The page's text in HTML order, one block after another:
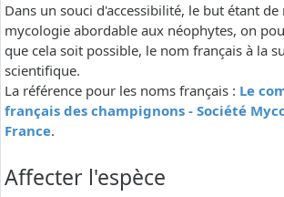
Dans un souci d'accessibilité, le but étant de
mycologie abordable aux néophytes, on
que cela soit possible, le nom français à la
scientifique.
La référence pour les noms français : Le
français des champignons - Société
France.
Affecter l'espèce